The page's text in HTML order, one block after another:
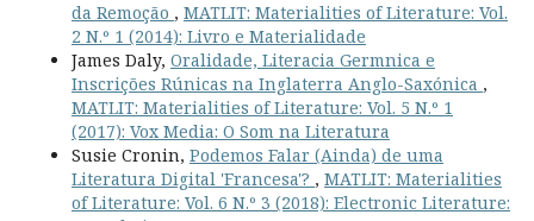
da Remoção , MATLIT: Materialities of Literature: Vol.
2 N.º 1 (2014): Livro e Materialidade
James Daly, Oralidade, Literacia Germnica e
Inscrições Rúnicas na Inglaterra Anglo-Saxónica ,
MATLIT: Materialities of Literature: Vol. 5 N.º 1
(2017): Vox Media: O Som na Literatura
Susie Cronin, Podemos Falar (Ainda) de uma
Literatura Digital 'Francesa'? , MATLIT: Materialities
of Literature: Vol. 6 N.º 3 (2018): Electronic Literature: